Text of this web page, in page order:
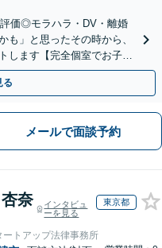
価◎モラハラ・DV・離婚
も」と思ったその時から、
します【完全個室でお子さ
る
メールで面談予約
奈
インタビュ
ーを見る
東京都
ートアップ法律事務所